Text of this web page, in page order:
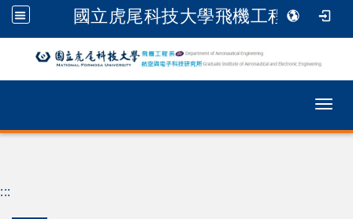
國立虎尾科技大學飛機工程系
跳到主要內容
:::